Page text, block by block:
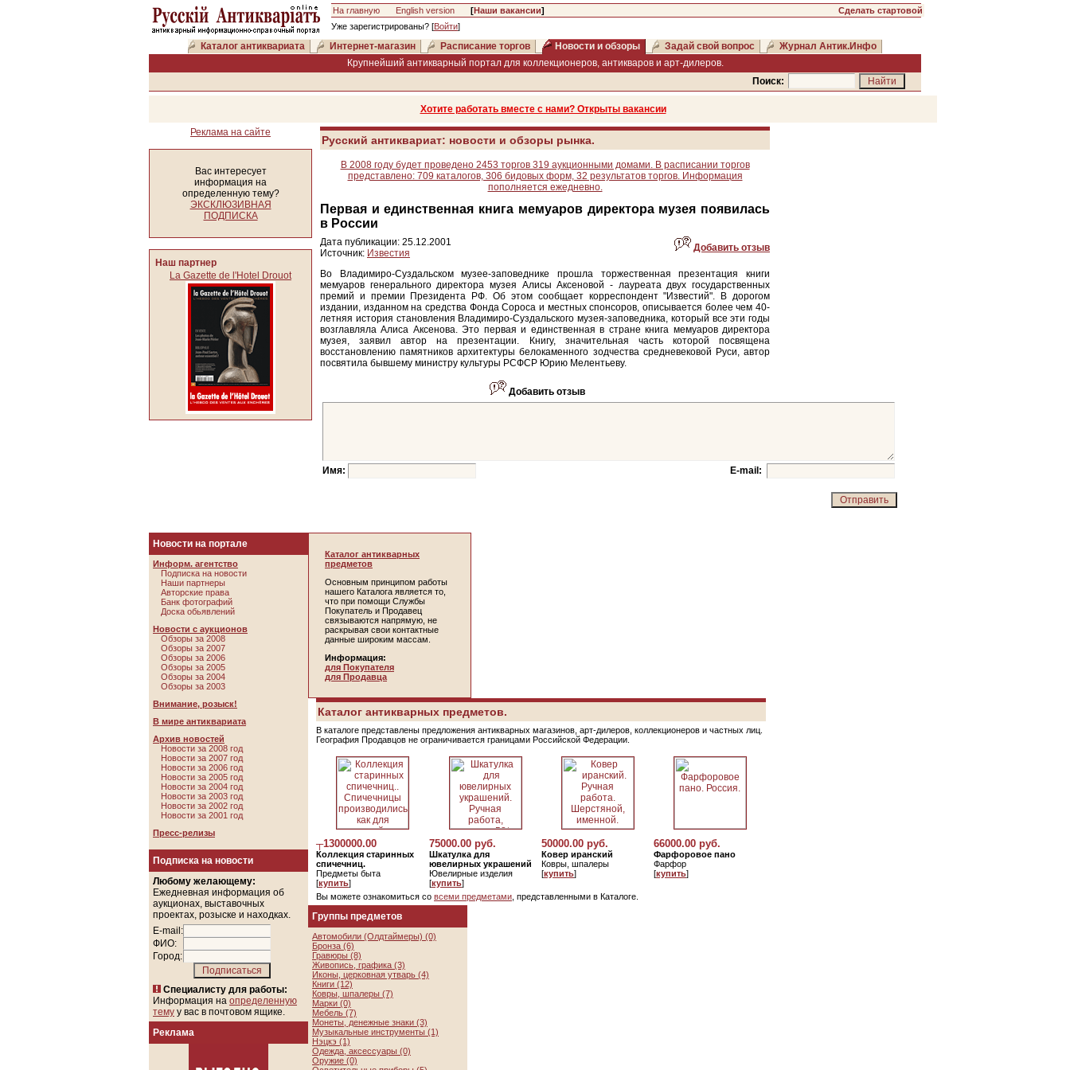
На главную English version [Наши вакансии]
Уже зарегистрированы? [Войти]
Сделать стартовой
Каталог антиквариата Интернет-магазин Расписание торгов Новости и обзоры Задай свой вопрос
Журнал Антик.Инфо
Крупнейший антикварный портал для коллекционеров, антикваров и арт-дилеров.
Поиск:
Хотите работать вместе с нами? Открыты вакансии
Реклама на сайте
Вас интересует
информация на
определенную тему?
ЭКСКЛЮЗИВНАЯ
ПОДПИСКА
Наш партнер
La Gazette de l'Hotel Drouot
Русский антиквариат: новости и обзоры рынка.
В 2008 году будет проведено 2453 торгов 319 аукционными домами. В расписании торгов
представлено: 709 каталогов, 306 бидовых форм, 32 результатов торгов. Информация
пополняется ежедневно.
Первая и единственная книга мемуаров директора музея появилась
в России
Дата публикации: 25.12.2001
Источник: Известия Добавить отзыв
Во Владимиро-Суздальском музее-заповеднике прошла торжественная презентация книги
мемуаров генерального директора музея Алисы Аксеновой - лауреата двух государственных
премий и премии Президента РФ. Об этом сообщает корреспондент "Известий". В дорогом
издании, изданном на средства Фонда Сороса и местных спонсоров, описывается более чем 40-
летняя история становления Владимиро-Суздальского музея-заповедника, который все эти годы
возглавляла Алиса Аксенова. Это первая и единственная в стране книга мемуаров директора
музея, заявил автор на презентации. Книгу, значительная часть которой посвящена
восстановлению памятников архитектуры белокаменного зодчества средневековой Руси, автор
посвятила бывшему министру культуры РСФСР Юрию Мелентьеву.
Добавить отзыв
Имя: E-mail:
Новости на портале
Информ. агентство
Подписка на новости
Наши партнеры
Авторские права
Банк фотографий
Доска обьявлений
Новости с аукционов
Обзоры за 2008
Обзоры за 2007
Обзоры за 2006
Обзоры за 2005
Обзоры за 2004
Обзоры за 2003
Внимание, розыск!
В мире антиквариата
Архив новостей
Новости за 2008 год
Новости за 2007 год
Новости за 2006 год
Новости за 2005 год
Новости за 2004 год
Новости за 2003 год
Новости за 2002 год
Новости за 2001 год
Пресс-релизы
Подписка на новости
Любому желающему:
Ежедневная информация об
аукционах, выставочных
проектах, розыске и находках.
E-mail:
ФИО:
Город:
Специалисту для работы:
Информация на определенную
тему у вас в почтовом ящике.
Реклама
Каталог антикварных
предметов
Основным принципом работы
нашего Каталога является то,
что при помощи Службы
Покупатель и Продавец
связываются напрямую, не
раскрывая свои контактные
данные широким массам.
Информация:
для Покупателя
для Продавца
Каталог антикварных предметов.
В каталоге представлены предложения антикварных магазинов, арт-дилеров, коллекционеров и частных лиц.
География Продавцов не ограничивается границами Российской Федерации.
┬1300000.00
Коллекция старинных
спичечниц.
Предметы быта
[купить]
75000.00 руб.
Шкатулка для
ювелирных украшений
Ювелирные изделия
[купить]
50000.00 руб.
Ковер иранский
Ковры, шпалеры
[купить]
66000.00 руб.
Фарфоровое пано
Фарфор
[купить]
Вы можете ознакомиться со всеми предметами , представленными в Каталоге.
Группы предметов
Автомобили (Олдтаймеры) (0)
Бронза (6)
Гравюры (8)
Живопись, графика (3)
Иконы, церковная утварь (4)
Книги (12)
Ковры, шпалеры (7)
Марки (0)
Мебель (7)
Монеты, денежные знаки (3)
Музыкальные инструменты (1)
Нэцкэ (1)
Одежда, аксессуары (0)
Оружие (0)